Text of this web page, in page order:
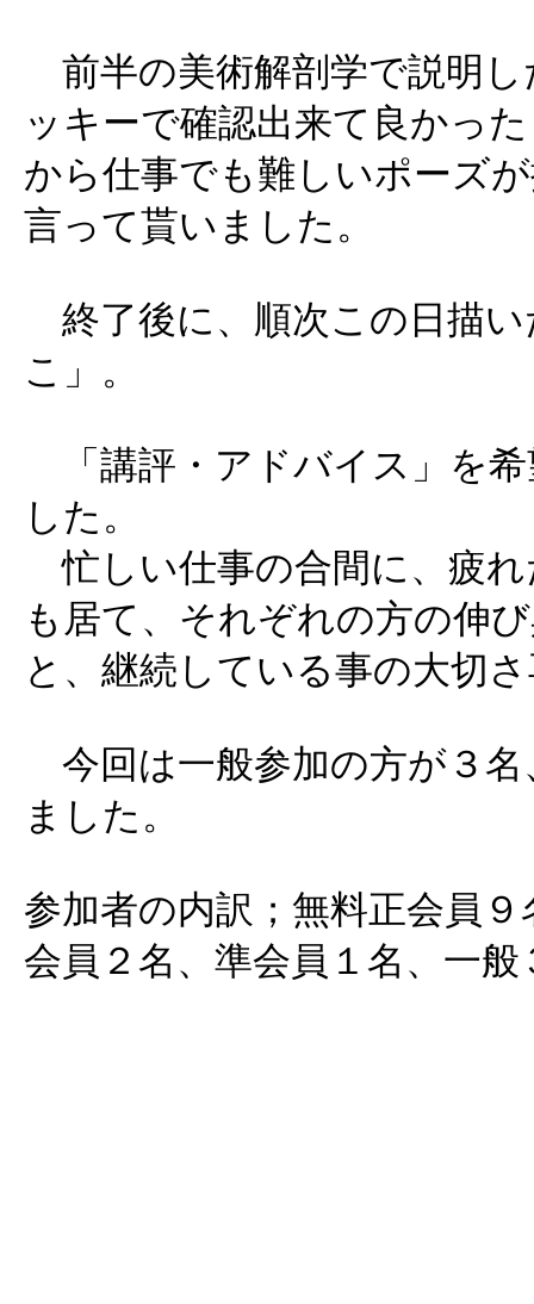
前半の美術解剖学で説明
ッキーで確認出来て良かっ
から仕事でも難しいポーズ
言って貰いました。
終了後に、順次この日描
こ」。
「講評・アドバイス」を希
した。
忙しい仕事の合間に、疲
も居て、それぞれの方の伸
と、継続している事の大切
今回は一般参加の方が３
ました。
参加者の内訳；無料正会員
会員２名、準会員１名、一般